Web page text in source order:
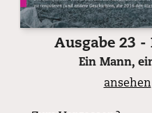
Ausgabe 23 -
Ein Mann,
ansehen